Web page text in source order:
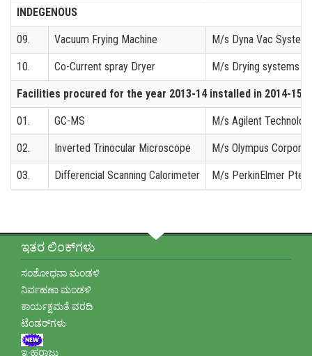
INDEGENOUS
09. Vacuum Frying Machine M/s Dyna Vac
10. Co-Current spray Dryer M/s Drying systems
Facilities procured for the year 2013-14 installed in 2014-15
01. GC-MS M/s Agilent
02. Inverted Trinocular Microscope M/s Olympus
03. Differencial Scanning Calorimeter M/s PerkinElmer Pte
ಇತರ ಲಿಂಕ್‌ಗಳು
ಸಂಶೋಧನಾ ಮಂಡಳಿ
ನಿರ್ವಹಣಾ ಮಂಡಳಿ
ಕಾರ್ಯಕ್ಷಮತೆ ವರದಿ
ಟೆಂಡರ್‌ಗಳು
ಇ-ಹರಾಜು